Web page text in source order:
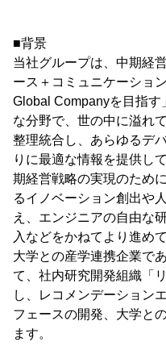
■背景
当社グループは、中期経
ース＋コミュニケーショ
Global Companyを目指す
な分野で、世の中に溢れ
整理統合し、あらゆるデ
りに最適な情報を提供し
期経営戦略の実現のため
るイノベーション創出や
え、エンジニアの自由な
入などをかねてより進め
大学との産学連携企業で
て、社内研究開発組織「
し、レコメンデーション
フェースの開発、大学と
ます。